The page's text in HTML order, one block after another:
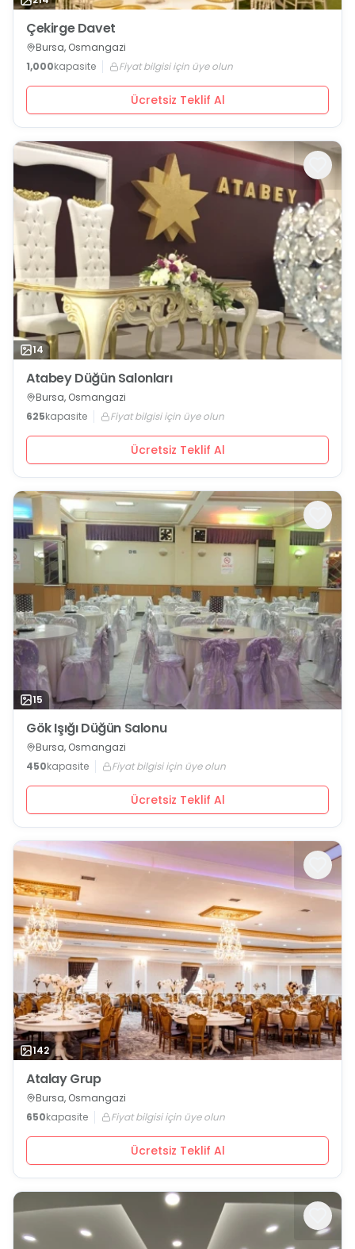
Çekirge Davet
Bursa, Osmangazi
1,000kapasite Fiyat bilgisi için üye olun
Ücretsiz Teklif Al
14
Atabey Düğün Salonları
Bursa, Osmangazi
625kapasite Fiyat bilgisi için üye olun
Ücretsiz Teklif Al
15
Gök Işığı Düğün Salonu
Bursa, Osmangazi
450kapasite Fiyat bilgisi için üye olun
Ücretsiz Teklif Al
142
Atalay Grup
Bursa, Osmangazi
650kapasite Fiyat bilgisi için üye olun
Ücretsiz Teklif Al